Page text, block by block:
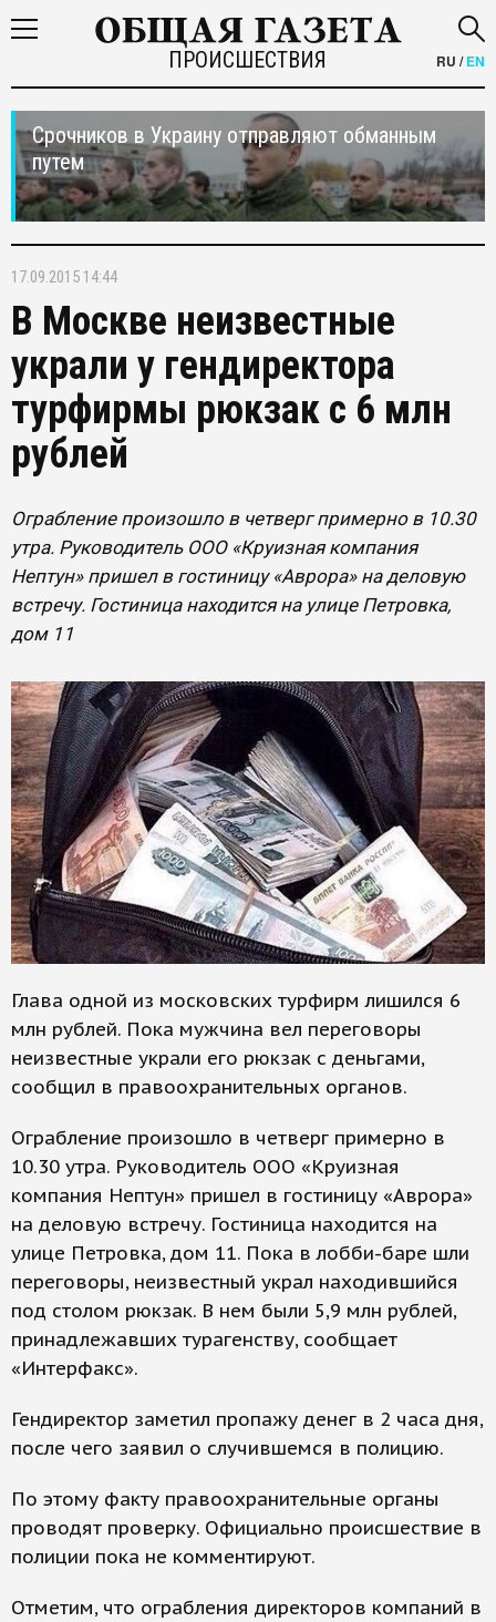
ПРОИСШЕСТВИЯ RU /EN
Срочников в Украину отправляют обманным
путем
17.09.2015 14:44
В Москве неизвестные
украли у гендиректора
турфирмы рюкзак с 6 млн
рублей
Ограбление произошло в четверг примерно в 10.30
утра. Руководитель ООО «Круизная компания
Нептун» пришел в гостиницу «Аврора» на деловую
встречу. Гостиница находится на улице Петровка,
дом 11
Глава одной из московских турфирм лишился 6
млн рублей. Пока мужчина вел переговоры
неизвестные украли его рюкзак с деньгами,
сообщил в правоохранительных органов.
Ограбление произошло в четверг примерно в
10.30 утра. Руководитель ООО «Круизная
компания Нептун» пришел в гостиницу «Аврора»
на деловую встречу. Гостиница находится на
улице Петровка, дом 11. Пока в лобби-баре шли
переговоры, неизвестный украл находившийся
под столом рюкзак. В нем были 5,9 млн рублей,
принадлежавших турагенству, сообщает
«Интерфакс».
Гендиректор заметил пропажу денег в 2 часа дня,
после чего заявил о случившемся в полицию.
По этому факту правоохранительные органы
проводят проверку. Официально происшествие в
полиции пока не комментируют.
Отметим, что ограбления директоров компаний в